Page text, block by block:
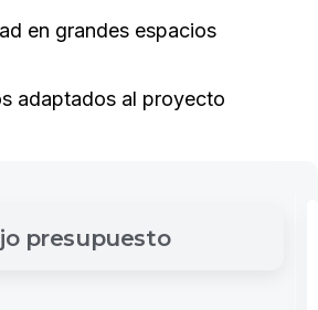
en grandes espacios
adaptados al proyecto
presupuesto